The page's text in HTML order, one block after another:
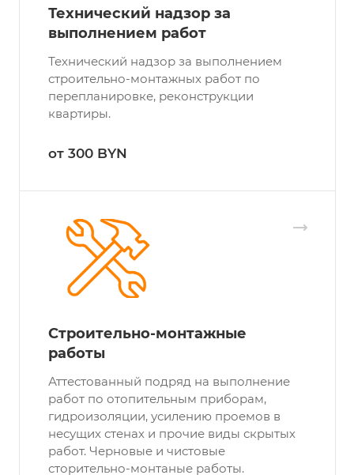
Технический надзор за
выполнением работ
Технический надзор за выполнением
строительно-монтажных работ по
перепланировке, реконструкции
квартиры.
от 300 BYN
Строительно-монтажные
работы
Аттестованный подряд на выполнение
работ по отопительным приборам,
гидроизоляции, усилению проемов в
несущих стенах и прочие виды скрытых
работ. Черновые и чистовые
сторительно-монтаные работы.